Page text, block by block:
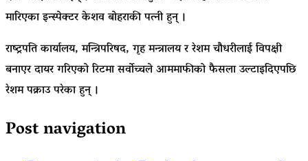
मारिएका इन्स्पेक्टर केशव बोहराकी पत्नी हुन् ।
राष्ट्रपति कार्यालय, मन्त्रिपरिषद, गृह मन्त्रालय र रेशम चौधरीलाई विपक्षी
बनाएर दायर गरिएको रिटमा सर्वोच्चले आममाफीको फैसला उल्टाइदिएपछि
रेशम पक्राउ परेका हुन् ।
Post navigation